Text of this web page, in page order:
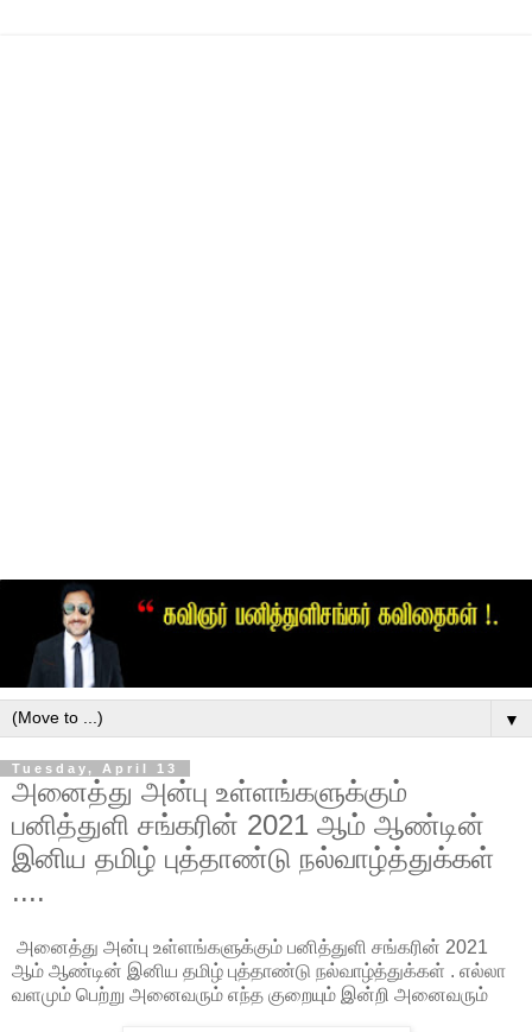
▼
Tuesday, April 13
அனைத்து அன்பு உள்ளங்களுக்கும்
பனித்துளி சங்கரின் 2021 ஆம் ஆண்டின்
இனிய தமிழ் புத்தாண்டு நல்வாழ்த்துக்கள்
....
அனைத்து அன்பு உள்ளங்களுக்கும் பனித்துளி சங்கரின் 2021
ஆம் ஆண்டின் இனிய தமிழ் புத்தாண்டு நல்வாழ்த்துக்கள் . எல்லா
வளமும் பெற்று அனைவரும் எந்த குறையும் இன்றி அனைவரும்